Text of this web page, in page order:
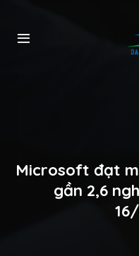
Microsoft đạt
gần 2,6